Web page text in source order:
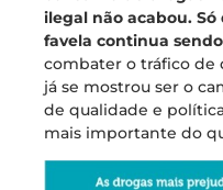
ilegal não acabou. Só
favela continua
combater o tráfico de
já se mostrou ser o
de qualidade e
mais importante do